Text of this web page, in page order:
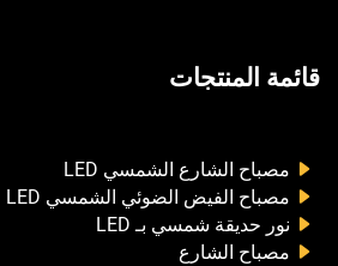
قائمة المنتجات
مصباح الشارع الشمسي LED
مصباح الفيض الضوئي الشمسي LED
نور حديقة شمسي بـ LED
مصباح الشارع